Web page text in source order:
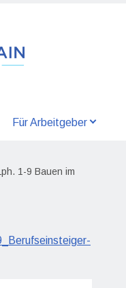
Für Arbeitgeber
1-9 Bauen im